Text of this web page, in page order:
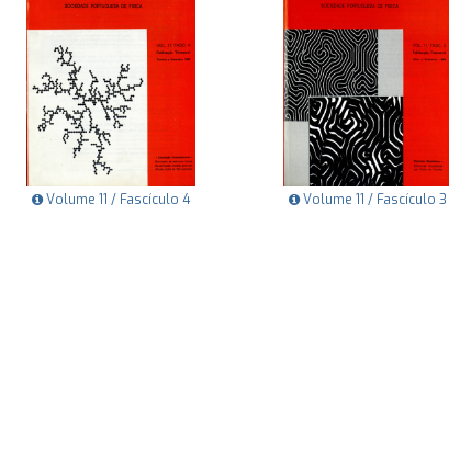
Volume 11 / Fascículo 4 Volume 11 / Fascículo 3